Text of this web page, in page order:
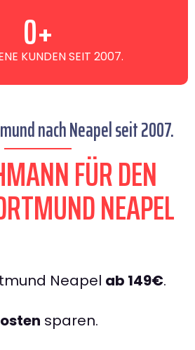
KUNDEN SEIT 2007.
0+
nach Neapel seit 2007.
FÜR DEN
NEAPEL
Neapel ab 149€.
sparen.